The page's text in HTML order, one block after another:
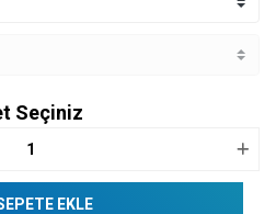
Seçiniz
EKLE